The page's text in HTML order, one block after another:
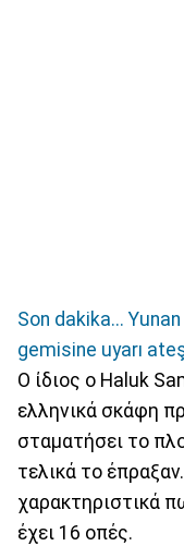
Son dakika...
gemisine uyarı
Ο ίδιος ο Haluk
ελληνικά σκάφη
σταματήσει το
τελικά το
χαρακτηριστικά
έχει 16 οπές.